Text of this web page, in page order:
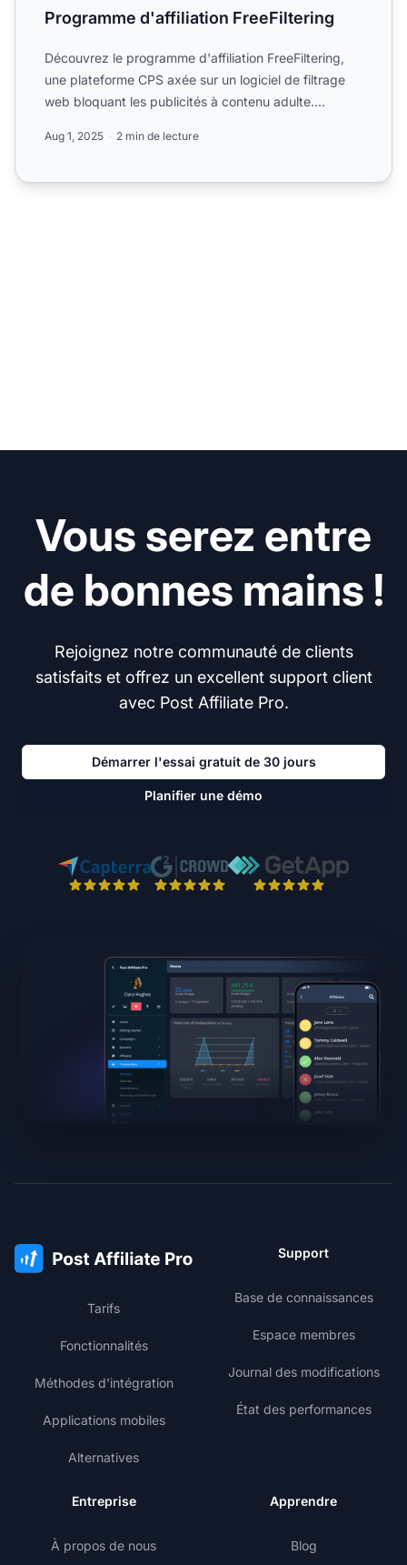
Programme d'affiliation FreeFiltering
Découvrez le programme d'affiliation FreeFiltering,
une plateforme CPS axée sur un logiciel de filtrage
web bloquant les publicités à contenu adulte.
Aug 1, 2025 2 min de lecture
Vous serez entre
de bonnes mains !
Rejoignez notre communauté de clients
satisfaits et offrez un excellent support client
avec Post Affiliate Pro.
Démarrer l'essai gratuit de 30 jours
Planifier une démo
Tarifs
Fonctionnalités
Méthodes d'intégration
Applications mobiles
Alternatives
Support
Base de connaissances
Espace membres
Journal des modifications
État des performances
Entreprise
À propos de nous
Apprendre
Blog